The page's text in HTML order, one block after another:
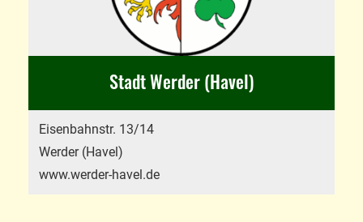
Stadt Werder (Havel)
Eisenbahnstr. 13/14
Werder (Havel)
www.werder-havel.de